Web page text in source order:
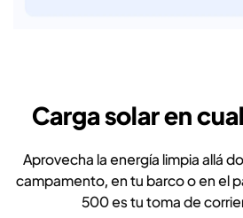
Carga solar en
Aprovecha la energía limpia allá
campamento, en tu barco o en el
500 es tu toma de